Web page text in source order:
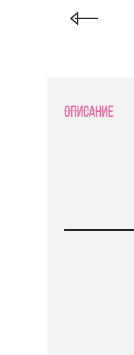
Описание